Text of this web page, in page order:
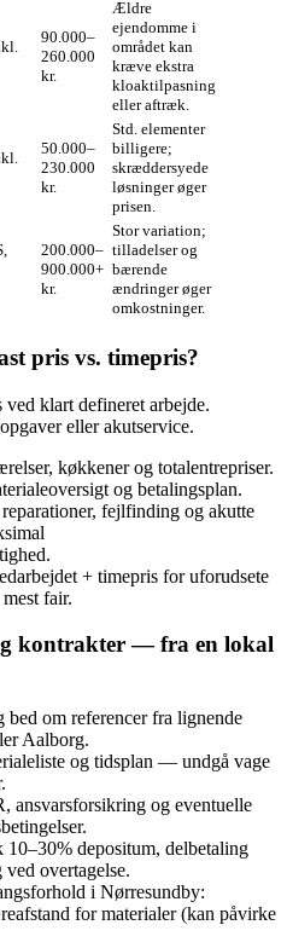
90.000–
260.000
kr.
Ældre
ejendomme i
området kan
kræve ekstra
kloaktilpasning
eller aftræk.
50.000–
230.000
kr.
Std. elementer
billigere;
skræddersyede
løsninger øger
prisen.
200.000–
900.000+
kr.
Stor variation;
tilladelser og
bærende
ændringer øger
omkostninger.
pris vs. timepris?
klart defineret arbejde.
eller akutservice.
køkkener og totalentrepriser.
og betalingsplan.
fejlfinding og akutte
+ timepris for uforudsete
fair.
kontrakter — fra en lokal
om referencer fra lignende
Aalborg.
og tidsplan — undgå vage
ansvarsforsikring og eventuelle
depositum, delbetaling
overtagelse.
i Nørresundby:
for materialer (kan påvirke